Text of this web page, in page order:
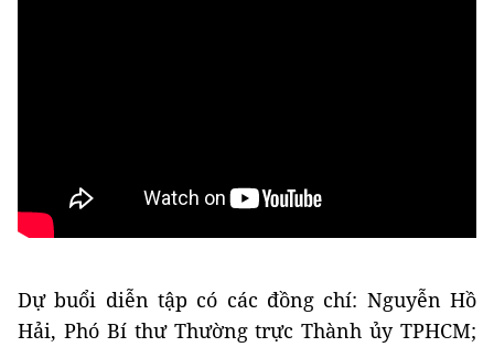
Dự buổi diễn tập có các đồng chí: Nguyễn Hồ
Hải, Phó Bí thư Thường trực Thành ủy TPHCM;